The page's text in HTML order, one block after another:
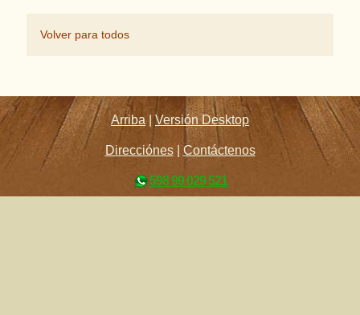
Volver para todos
Arriba |Versión Desktop
Direcciónes| Contáctenos
598 99 029 521